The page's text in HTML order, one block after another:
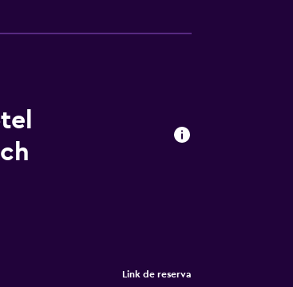
Link de reserva